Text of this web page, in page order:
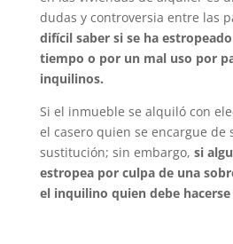
dudas y controversia entre las
difícil saber si se ha
tiempo o por un mal uso por
inquilinos.
Si el inmueble se alquiló con
el casero quien se encargue de
sustitución; sin embargo, si
estropea por culpa de una
el inquilino quien debe hacerse